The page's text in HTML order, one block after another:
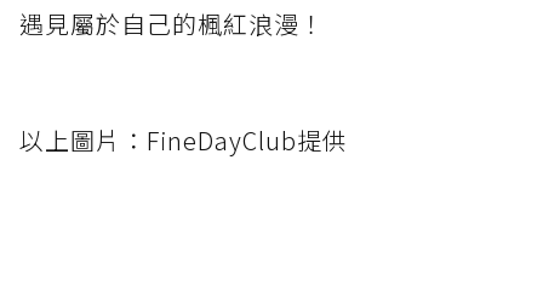
遇見屬於自己的楓紅浪漫！
以上圖片：FineDayClub提供